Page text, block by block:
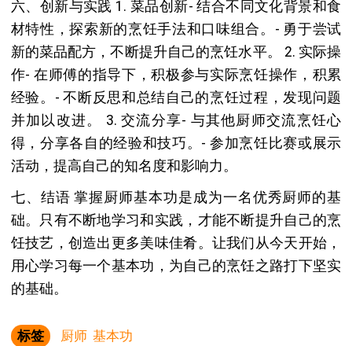
六、创新与实践 1. 菜品创新- 结合不同文化背景和食
材特性，探索新的烹饪手法和口味组合。- 勇于尝试
新的菜品配方，不断提升自己的烹饪水平。 2. 实际操
作- 在师傅的指导下，积极参与实际烹饪操作，积累
经验。- 不断反思和总结自己的烹饪过程，发现问题
并加以改进。 3. 交流分享- 与其他厨师交流烹饪心
得，分享各自的经验和技巧。- 参加烹饪比赛或展示
活动，提高自己的知名度和影响力。
七、结语 掌握厨师基本功是成为一名优秀厨师的基
础。只有不断地学习和实践，才能不断提升自己的烹
饪技艺，创造出更多美味佳肴。让我们从今天开始，
用心学习每一个基本功，为自己的烹饪之路打下坚实
的基础。
标签 厨师 基本功